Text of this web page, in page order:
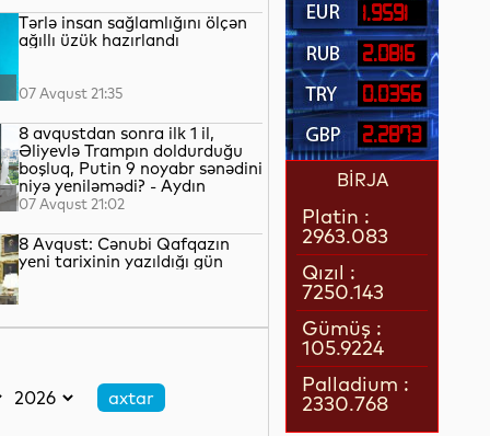
Tərlə insan sağlamlığını ölçən
ağıllı üzük hazırlandı
07 Avqust 21:35
8 avqustdan sonra ilk 1 il,
Əliyevlə Trampın doldurduğu
boşluq, Putin 9 noyabr sənədini
niyə yeniləmədi? - Aydın
QULİYEV yazır...
07 Avqust 21:02
8 Avqust: Cənubi Qafqazın
yeni tarixinin yazıldığı gün
konturları
1.9591
2.0816
0.0356
2.2873
BİRJA
Platin :
2963.083
Qızıl :
7250.143
Gümüş :
105.9224
Palladium :
2330.768